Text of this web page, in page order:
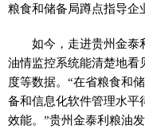
粮食和储备局蹲点指导企
如今，走进贵州金泰
油情监控系统能清楚地看
度等数据。“在省粮食和
备和信息化软件管理水平
效能。”贵州金泰利粮油